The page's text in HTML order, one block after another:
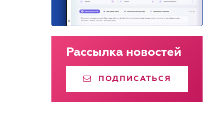
Рассылка новостей
ПОДПИСАТЬСЯ